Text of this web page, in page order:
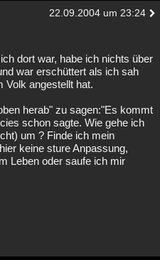
22.09.2004 um 23:24
dort war, habe ich nichts über
war erschüttert als ich sah
Volk angestellt hat.
herab" zu sagen:"Es kommt
schon sagte. Wie gehe ich
um ? Finde ich mein
keine sture Anpassung,
Leben oder saufe ich mir